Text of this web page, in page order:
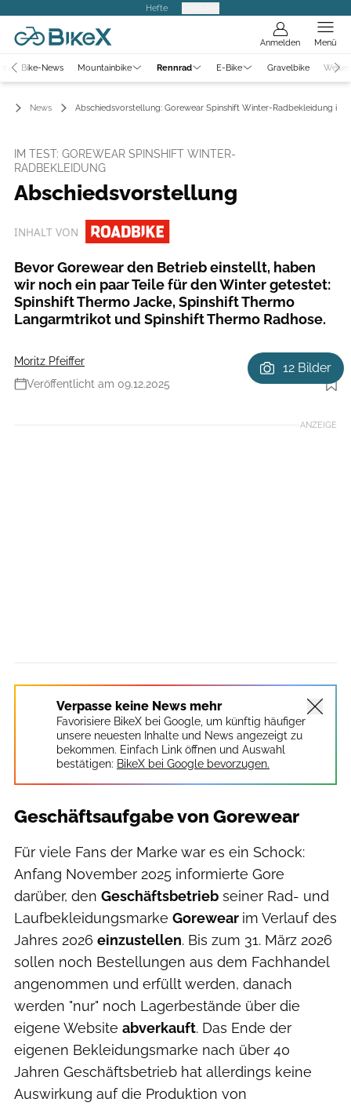
Hefte
Anmelden Menü
Bike-News Mountainbike Rennrad E-Bike Gravelbike
News Abschiedsvorstellung: Gorewear Spinshift Winter-Radbekleidung im
IM TEST: GOREWEAR SPINSHIFT WINTER-
RADBEKLEIDUNG
Abschiedsvorstellung
INHALT VON
Bevor Gorewear den Betrieb einstellt, haben
wir noch ein paar Teile für den Winter getestet:
Spinshift Thermo Jacke, Spinshift Thermo
Langarmtrikot und Spinshift Thermo Radhose.
Moritz Pfeiffer
Veröffentlicht am 09.12.2025
Foto: Agron Beqiri
12 Bilder
ANZEIGE
Verpasse keine News mehr
Favorisiere BikeX bei Google, um künftig häufiger
unsere neuesten Inhalte und News angezeigt zu
bekommen. Einfach Link öffnen und Auswahl
bestätigen: BikeX bei Google bevorzugen.
Geschäftsaufgabe von Gorewear
Für viele Fans der Marke war es ein Schock:
Anfang November 2025 informierte Gore
darüber, den Geschäftsbetrieb seiner Rad- und
Laufbekleidungsmarke Gorewear im Verlauf des
Jahres 2026 einzustellen. Bis zum 31. März 2026
sollen noch Bestellungen aus dem Fachhandel
angenommen und erfüllt werden, danach
werden "nur" noch Lagerbestände über die
eigene Website abverkauft. Das Ende der
eigenen Bekleidungsmarke nach über 40
Jahren Geschäftsbetrieb hat allerdings keine
Auswirkung auf die Produktion von